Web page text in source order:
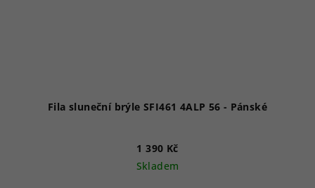
Fila sluneční brýle SFI461 4ALP 56 - Pánské
1 390 Kč
Skladem